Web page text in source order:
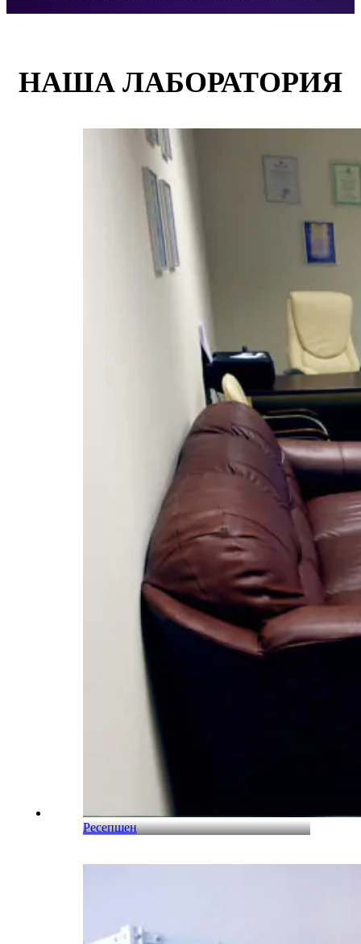
НАША ЛАБОРАТОРИЯ
Ресепшен